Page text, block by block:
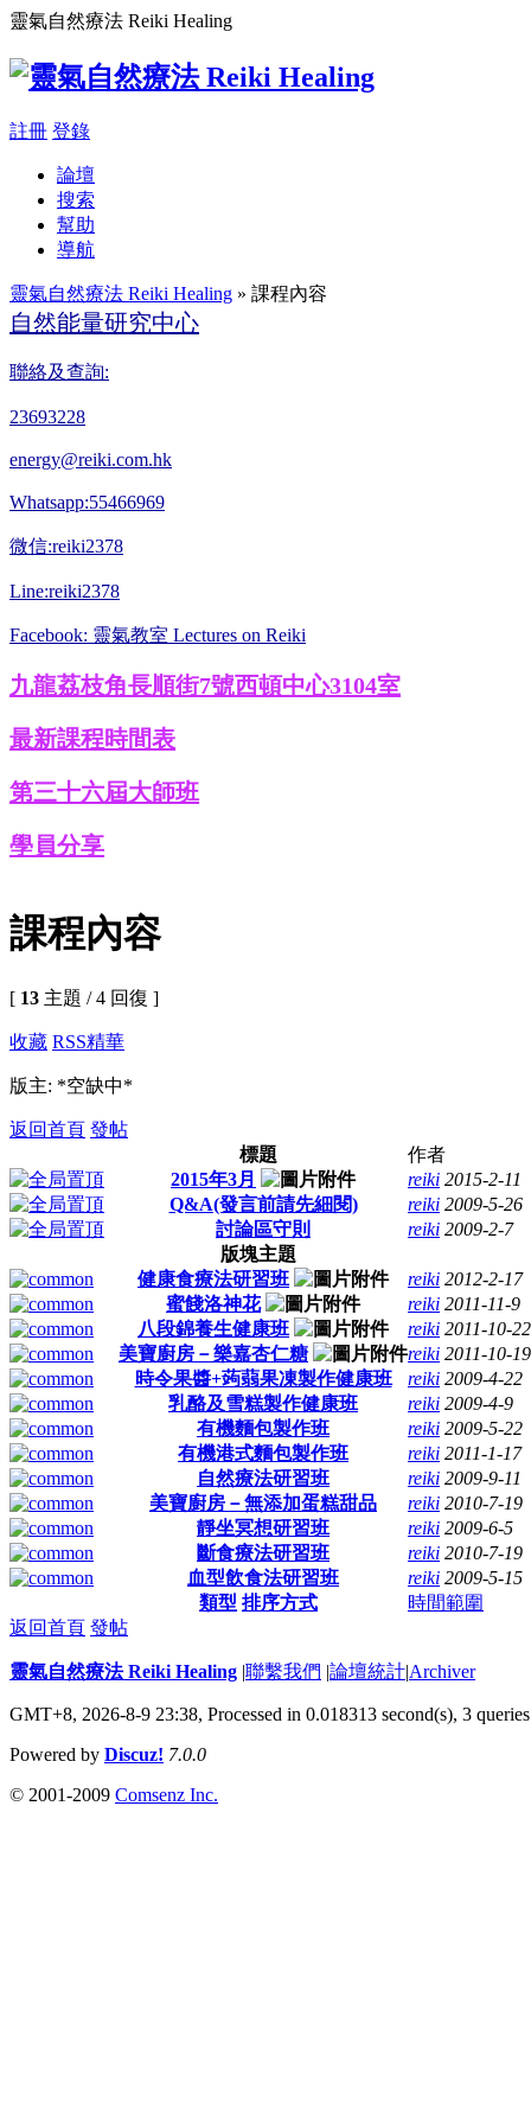
靈氣自然療法 Reiki Healing
註冊 登錄
論壇
搜索
幫助
導航
靈氣自然療法 Reiki Healing » 課程內容
自然能量研究中心
聯絡及查詢:
23693228
energy@reiki.com.hk
Whatsapp:55466969
微信:reiki2378
Line:reiki2378
Facebook: 靈氣教室 Lectures on Reiki
九龍荔枝角長順街7號西頓中心3104室
最新課程時間表
第三十六屆大師班
學員分享
課程內容
[ 13 主題 / 4 回復 ]
收藏 RSS精華
版主: *空缺中*
返回首頁 發帖
標題
作者
2015年3月
reiki 2015-2-11
Q&A(發言前請先細閱)
reiki 2009-5-26
討論區守則
reiki 2009-2-7
版塊主題
健康食療法研習班
reiki 2012-2-17
蜜餞洛神花
reiki 2011-11-9
八段錦養生健康班
reiki 2011-10-22
美寶廚房－樂嘉杏仁糖
reiki 2011-10-19
時令果醬+蒟蒻果凍製作健康班
reiki 2009-4-22
乳酪及雪糕製作健康班
reiki 2009-4-9
有機麵包製作班
reiki 2009-5-22
有機港式麵包製作班
reiki 2011-1-17
自然療法研習班
reiki 2009-9-11
美寶廚房－無添加蛋糕甜品
reiki 2010-7-19
靜坐冥想研習班
reiki 2009-6-5
斷食療法研習班
reiki 2010-7-19
血型飲食法研習班
reiki 2009-5-15
類型 排序方式
時間範圍
返回首頁 發帖
靈氣自然療法 Reiki Healing |聯繫我們 |論壇統計|Archiver
GMT+8, 2026-8-9 23:38, Processed in 0.018313 second(s), 3 queries
Powered by Discuz! 7.0.0
© 2001-2009 Comsenz Inc.